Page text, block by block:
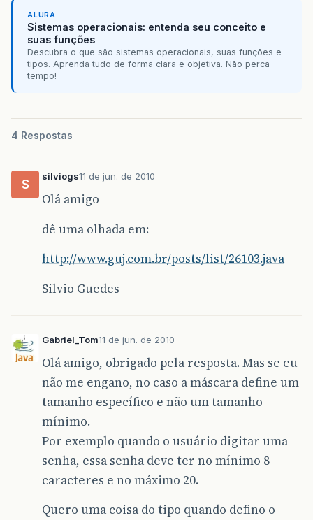
ALURA
Sistemas operacionais: entenda seu conceito e
suas funções
Descubra o que são sistemas operacionais, suas funções e
tipos. Aprenda tudo de forma clara e objetiva. Não perca
tempo!
4 Respostas
S
silviogs11 de jun. de 2010
Olá amigo
dê uma olhada em:
http://www.guj.com.br/posts/list/26103.java
Silvio Guedes
Gabriel_Tom11 de jun. de 2010
Olá amigo, obrigado pela resposta. Mas se eu
não me engano, no caso a máscara define um
tamanho específico e não um tamanho
mínimo.
Por exemplo quando o usuário digitar uma
senha, essa senha deve ter no mínimo 8
caracteres e no máximo 20.
Quero uma coisa do tipo quando defino o